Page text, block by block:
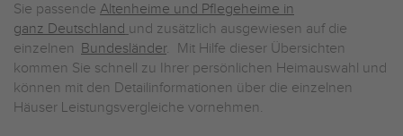
Sie passende Altenheime und Pflegeheime in
ganz Deutschland und zusätzlich ausgewiesen auf die
einzelnen Bundesländer. Mit Hilfe dieser Übersichten
kommen Sie schnell zu Ihrer persönlichen Heimauswahl und
können mit den Detailinformationen über die einzelnen
Häuser Leistungsvergleiche vornehmen.